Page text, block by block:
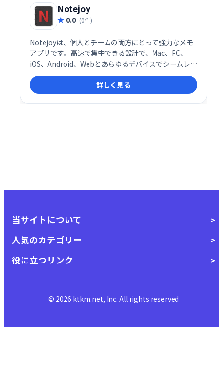
Notejoy
0.0 (0件)
Notejoyは、個人とチームの両方にとって強力なメモ
アプリです。高速で集中できる設計で、Mac、PC、
iOS、Android、Webとあらゆるデバイスでシームレス
に同期します。無料サインアップで、すぐに利用可能
です。
詳しく見る
当サイトについて
人気のカテゴリー
役に立つリンク
© 2026 ktkm.net, Inc. All rights reserved